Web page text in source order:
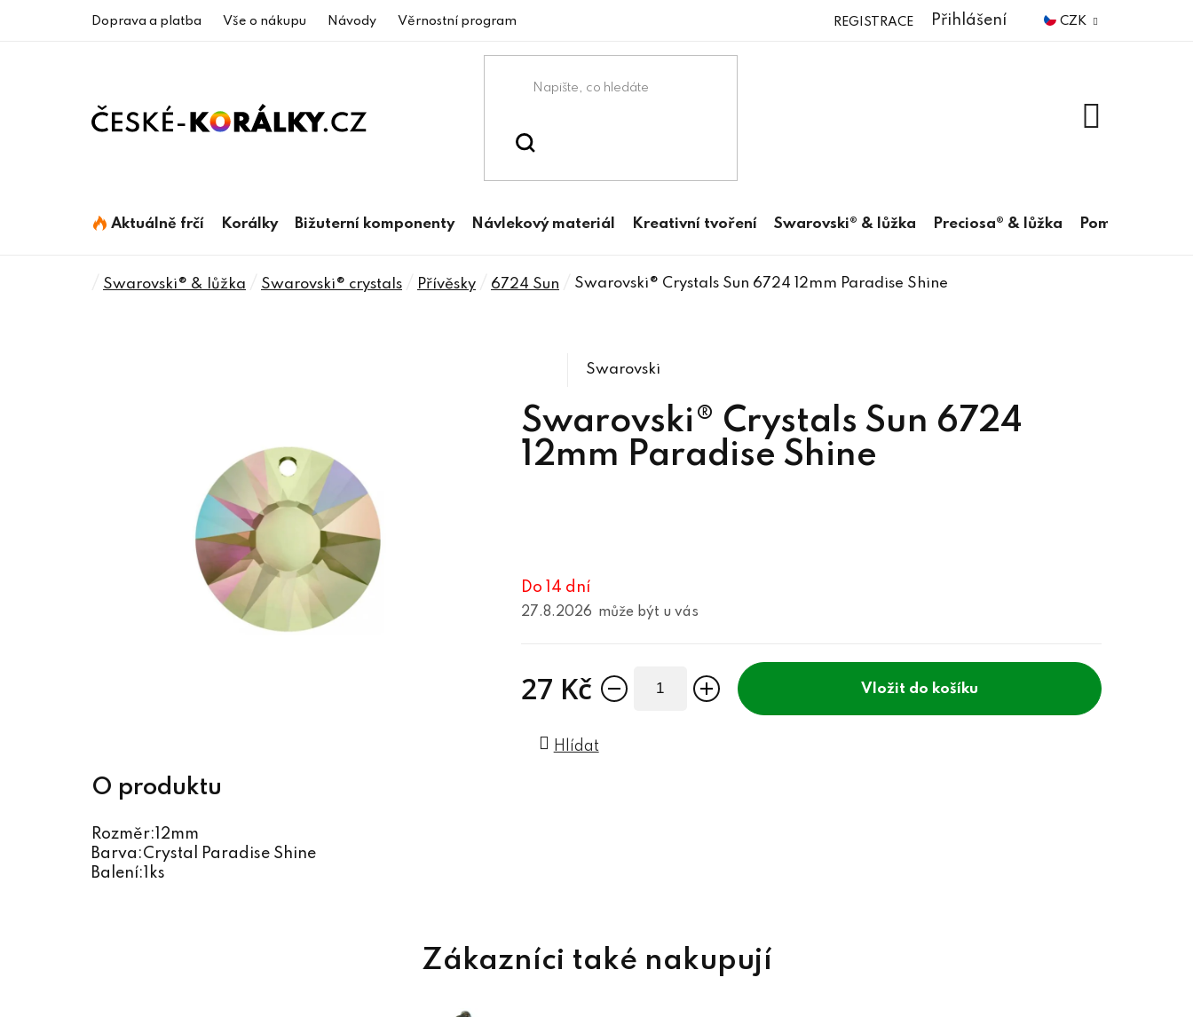
Doprava a platba Vše o nákupu Návody Věrnostní program CZK
Přihlášení
REGISTRACE
Aktuálně frčí Korálky Bižuterní komponenty Návlekový materiál Kreativní tvoření Swarovski® & lůžka Preciosa® & lůžka Pomůcky
Domů
Swarovski® & lůžka Swarovski® crystals Přívěsky 6724 Sun Swarovski® Crystals Sun 6724 12mm Paradise Shine
Swarovski® Crystals Sun 6724
12mm Paradise Shine
Swarovski
Do 14 dní
27.8.2026
27 Kč do košíku
Hlídat
Rozměr:12mm
Barva:Crystal Paradise Shine
Balení:1ks